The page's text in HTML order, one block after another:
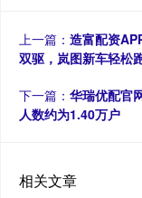
上一篇： 造富配资
双驱，岚图新车轻松
下一篇： 华瑞优配官
人数约为1.40万户
相关文章